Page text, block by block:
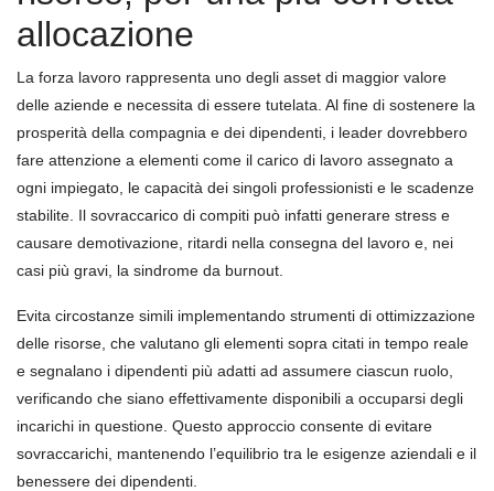
allocazione
La forza lavoro rappresenta uno degli asset di maggior valore
delle aziende e necessita di essere tutelata. Al fine di sostenere la
prosperità della compagnia e dei dipendenti, i leader dovrebbero
fare attenzione a elementi come il carico di lavoro assegnato a
ogni impiegato, le capacità dei singoli professionisti e le scadenze
stabilite. Il sovraccarico di compiti può infatti generare stress e
causare demotivazione, ritardi nella consegna del lavoro e, nei
casi più gravi, la sindrome da burnout.
Evita circostanze simili implementando strumenti di ottimizzazione
delle risorse, che valutano gli elementi sopra citati in tempo reale
e segnalano i dipendenti più adatti ad assumere ciascun ruolo,
verificando che siano effettivamente disponibili a occuparsi degli
incarichi in questione. Questo approccio consente di evitare
sovraccarichi, mantenendo l’equilibrio tra le esigenze aziendali e il
benessere dei dipendenti.